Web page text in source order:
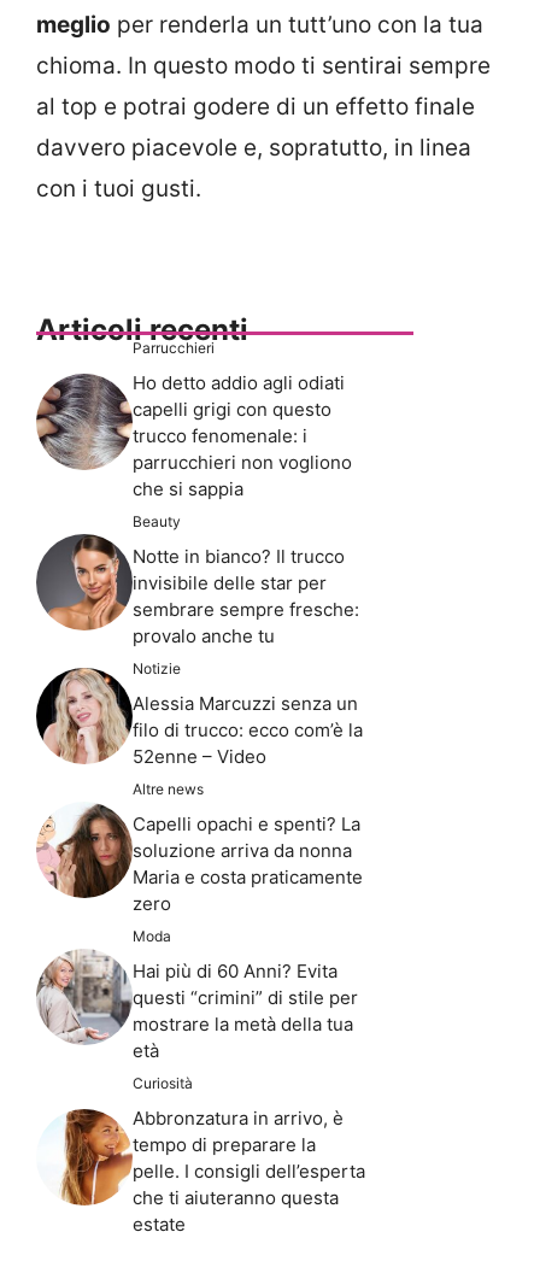
meglio per renderla un tutt’uno con la tua
chioma. In questo modo ti sentirai sempre
al top e potrai godere di un effetto finale
davvero piacevole e, sopratutto, in linea
con i tuoi gusti.
Articoli recenti
Parrucchieri
Ho detto addio agli odiati
capelli grigi con questo
trucco fenomenale: i
parrucchieri non vogliono
che si sappia
Beauty
Notte in bianco? Il trucco
invisibile delle star per
sembrare sempre fresche:
provalo anche tu
Notizie
Alessia Marcuzzi senza un
filo di trucco: ecco com’è la
52enne – Video
Altre news
Capelli opachi e spenti? La
soluzione arriva da nonna
Maria e costa praticamente
zero
Moda
Hai più di 60 Anni? Evita
questi “crimini” di stile per
mostrare la metà della tua
età
Curiosità
Abbronzatura in arrivo, è
tempo di preparare la
pelle. I consigli dell’esperta
che ti aiuteranno questa
estate